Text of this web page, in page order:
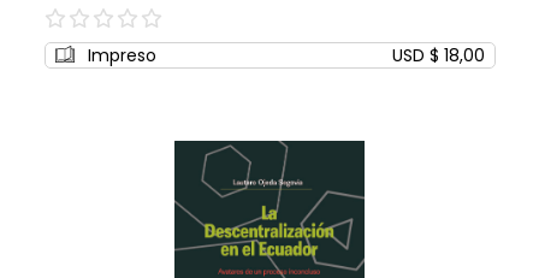
0%
Impreso USD $ 18,00